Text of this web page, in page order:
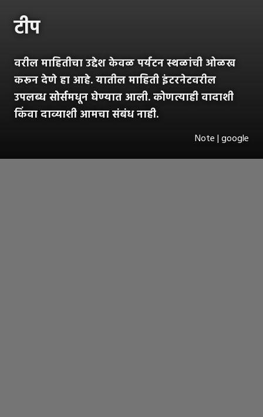
टीप
वरील माहितीचा उद्देश केवळ पर्यटन स्थळांची ओळख
करून देणे हा आहे. यातील माहिती इंटरनेटवरील
उपलब्ध सोर्समधून घेण्यात आली. कोणत्याही वादाशी
किंवा दाव्याशी आमचा संबंध नाही.
Note | google